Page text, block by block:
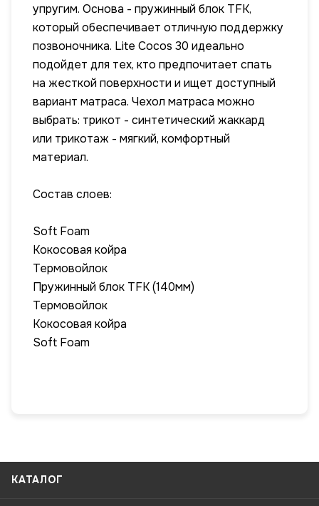
упругим. Основа - пружинный блок TFK,
который обеспечивает отличную поддержку
позвоночника. Lite Cocos 30 идеально
подойдет для тех, кто предпочитает спать
на жесткой поверхности и ищет доступный
вариант матраса. Чехол матраса можно
выбрать: трикот - синтетический жаккард
или трикотаж - мягкий, комфортный
материал.
Состав слоев:
Soft Foam
Кокосовая койра
Термовойлок
Пружинный блок TFK (140мм)
Термовойлок
Кокосовая койра
Soft Foam
КАТАЛОГ